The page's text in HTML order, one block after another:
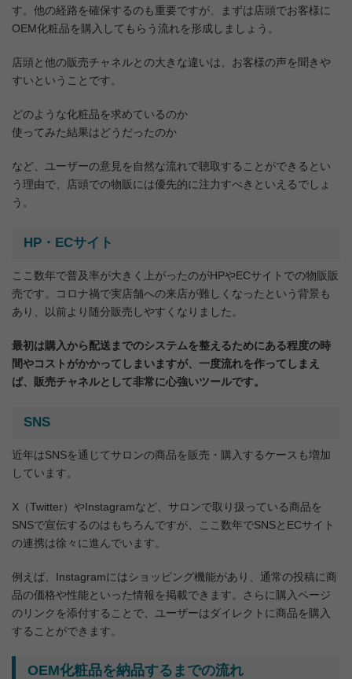
す。他の経路を確保するのも重要ですが、まずは店頭でお客様に
OEM化粧品を購入してもらう流れを形成しましょう。
店頭と他の販売チャネルとの大きな違いは、お客様の声を聞きや
すいということです。
どのような化粧品を求めているのか
使ってみた結果はどうだったのか
など、ユーザーの意見を自然な流れで聴取することができるとい
う理由で、店頭での物販には優先的に注力すべきといえるでしょ
う。
HP・ECサイト
ここ数年で普及率が大きく上がったのがHPやECサイトでの物販販
売です。コロナ禍で実店舗への来店が難しくなったという背景も
あり、以前より随分販売しやすくなりました。
最初は購入から配送までのシステムを整えるためにある程度の時
間やコストがかかってしまいますが、一度流れを作ってしまえ
ば、販売チャネルとして非常に心強いツールです。
SNS
近年はSNSを通じてサロンの商品を販売・購入するケースも増加
しています。
X（Twitter）やInstagramなど、サロンで取り扱っている商品を
SNSで宣伝するのはもちろんですが、ここ数年でSNSとECサイト
の連携は徐々に進んでいます。
例えば、Instagramにはショッピング機能があり、通常の投稿に商
品の価格や性能といった情報を掲載できます。さらに購入ページ
のリンクを添付することで、ユーザーはダイレクトに商品を購入
することができます。
OEM化粧品を納品するまでの流れ